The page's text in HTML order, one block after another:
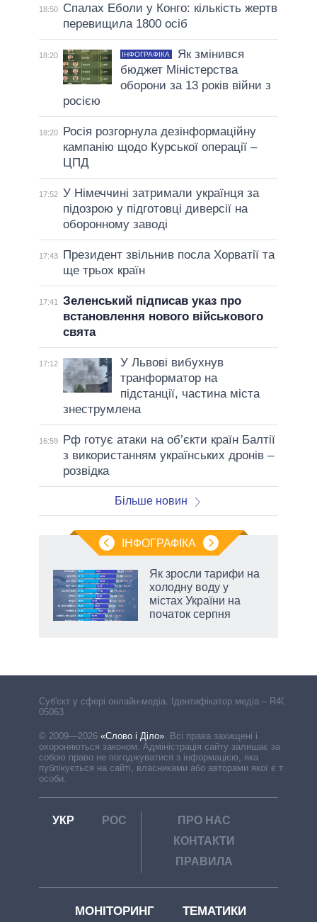
18:50
Спалах Еболи у Конго: кількість жертв
перевищила 1800 осіб
18:20 ІНФОГРАФІКА
Як змінився
бюджет Міністерства
оборони за 13 років війни з
росією
18:20
Росія розгорнула дезінформаційну
кампанію щодо Курської операції –
ЦПД
17:52 У Німеччині затримали українця за
підозрою у підготовці диверсії на
оборонному заводі
17:43
Президент звільнив посла Хорватії та
ще трьох країн
17:41
Зеленський підписав указ про
встановлення нового військового
свята
17:12
У Львові вибухнув
транформатор на
підстанції, частина міста
знеструмлена
16:59
Рф готує атаки на об’єкти країн Балтії
з використанням українських дронів –
розвідка
Більше новин
ІНФОГРАФІКА
Як зросли тарифи на
холодну воду у
містах України на
початок серпня
Cуб'єкт у сфері онлайн-медіа. Ідентифікатор медіа – R40-
05063
© 2009—2026 «Слово і Діло»
Всі права захищені і
охороняються законом. Адміністрація сайту залишає за
собою право не погоджуватися з інформацією, яка
публікується на сайті, власниками або авторами якої є треті
особи.
УКР РОС
ПРО НАС
КОНТАКТИ
ПРАВИЛА
МОНІТОРИНГ ТЕМАТИКИ